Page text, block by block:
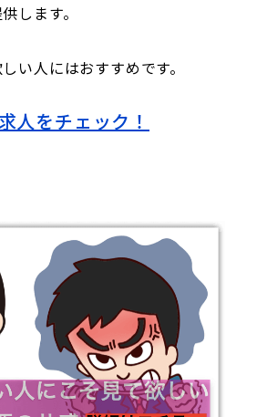
します。
い人にはおすすめです。
人をチェック！